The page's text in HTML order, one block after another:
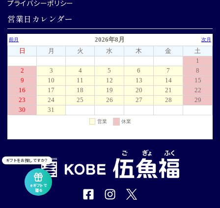
プライバシーポリシー
営業日カレンダー
eギフトで
贈る
ギフトをお探しですか？